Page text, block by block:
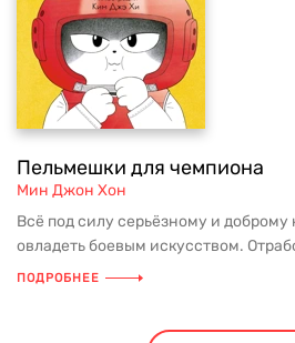
Пельмешки для чемпиона
Мин Джон Хон
Всё под силу серьёзному и
овладеть боевым искусством.
ПОДРОБНЕЕ